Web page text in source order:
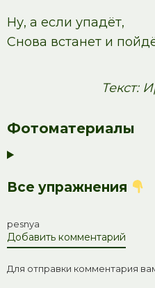
Ну, а если упадёт,
Снова встанет и
Текст:
Фотоматериалы
Все упражнения
pesnya
Добавить комментарий
Для отправки комментария